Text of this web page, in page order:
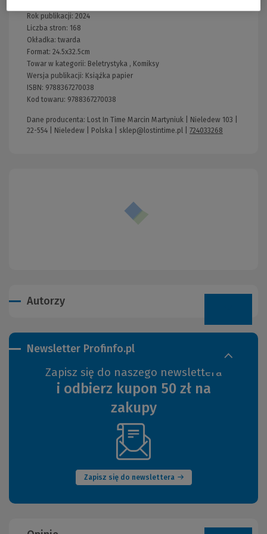
Rok publikacji: 2024
Liczba stron: 168
Okładka:twarda
Format: 24.5x32.5cm
Towar w kategorii: Beletrystyka , Komiksy
Wersja publikacji: Książka papier
ISBN: 9788367270038
Kod towaru: 9788367270038
Dane producenta: Lost In Time Marcin Martyniuk | Nieledew 103 |
22-554 | Nieledew | Polska | sklep@lostintime.pl 724033268
Autorzy
Newsletter Profinfo.pl
Zapisz się do naszego newslettera
i odbierz kupon 50 zł na
zakupy
Zapisz się do newslettera
(Nowe
okno)